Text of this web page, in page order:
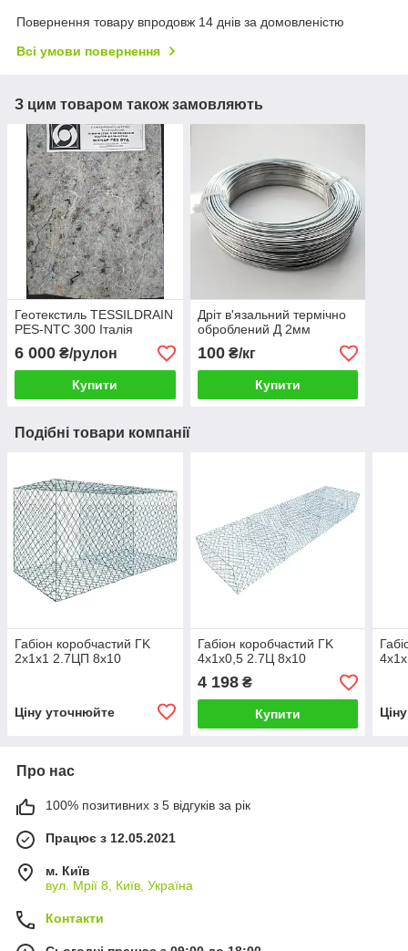
Повернення товару впродовж 14 днів за домовленістю
Всі умови повернення
З цим товаром також замовляють
Геотекстиль TESSILDRAIN
PES-NTC 300 Італія
6 000 ₴/рулон
Купити
Дріт в'язальний термічно
оброблений Д 2мм
100₴/кг
Купити
Подібні товари компанії
Габіон коробчастий ГK
2х1х1 2.7ЦП 8х10
Ціну уточнюйте
Габіон коробчастий ГK
4х1х0,5 2.7Ц 8х10
4 198₴
Купити
Про нас
100% позитивних з 5 відгуків за рік
Працює з 12.05.2021
м. Київ
вул. Мрії 8, Київ, Україна
Контакти